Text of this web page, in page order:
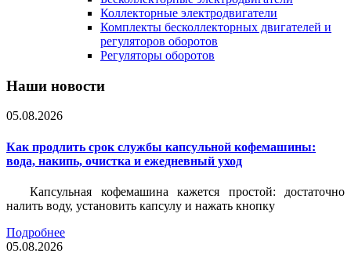
Коллекторные электродвигатели
Комплекты бесколлекторных двигателей и
регуляторов оборотов
Регуляторы оборотов
Наши новости
05.08.2026
Как продлить срок службы капсульной кофемашины:
вода, накипь, очистка и ежедневный уход
Капсульная кофемашина кажется простой: достаточно
налить воду, установить капсулу и нажать кнопку
Подробнее
05.08.2026